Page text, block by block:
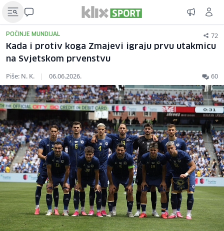
POČINJE MUNDIJAL 72
Kada i protiv koga Zmajevi igraju prvu utakmicu
na Svjetskom prvenstvu
Piše: N. K. | 06.06.2026. 60